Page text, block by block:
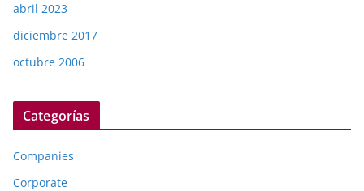
abril 2023
diciembre 2017
octubre 2006
Categorías
Companies
Corporate